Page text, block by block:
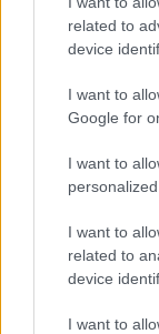
related to
device
I want to
Google for
I want to
I want to
related to
device
I want to
Ekstraklasa -
Przed meczami 34.
10. miejscew tabeli.
bramkowe.
Cracovia vs.
Wynik meczu
po jego
Cracovia vs.
Jeżeli w internecie